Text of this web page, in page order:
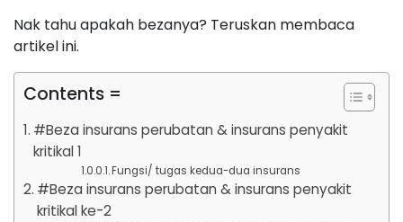
Nak tahu apakah bezanya? Teruskan membaca
artikel ini.
Contents =
#Beza insurans perubatan & insurans penyakit
kritikal 1
Fungsi/ tugas kedua-dua insurans
#Beza insurans perubatan & insurans penyakit
kritikal ke-2